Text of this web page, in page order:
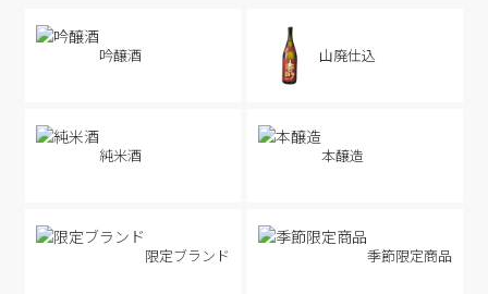
吟醸酒 山廃仕込
純米酒 本醸造
限定ブランド 季節限定商品